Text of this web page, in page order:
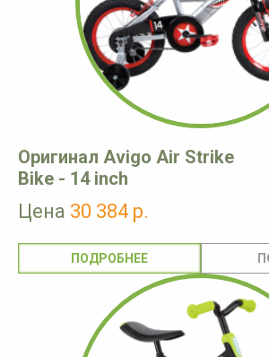
Оригинал Avigo Air Strike
Bike - 14 inch
Цена 30 384 р.
ПОДРОБНЕЕ